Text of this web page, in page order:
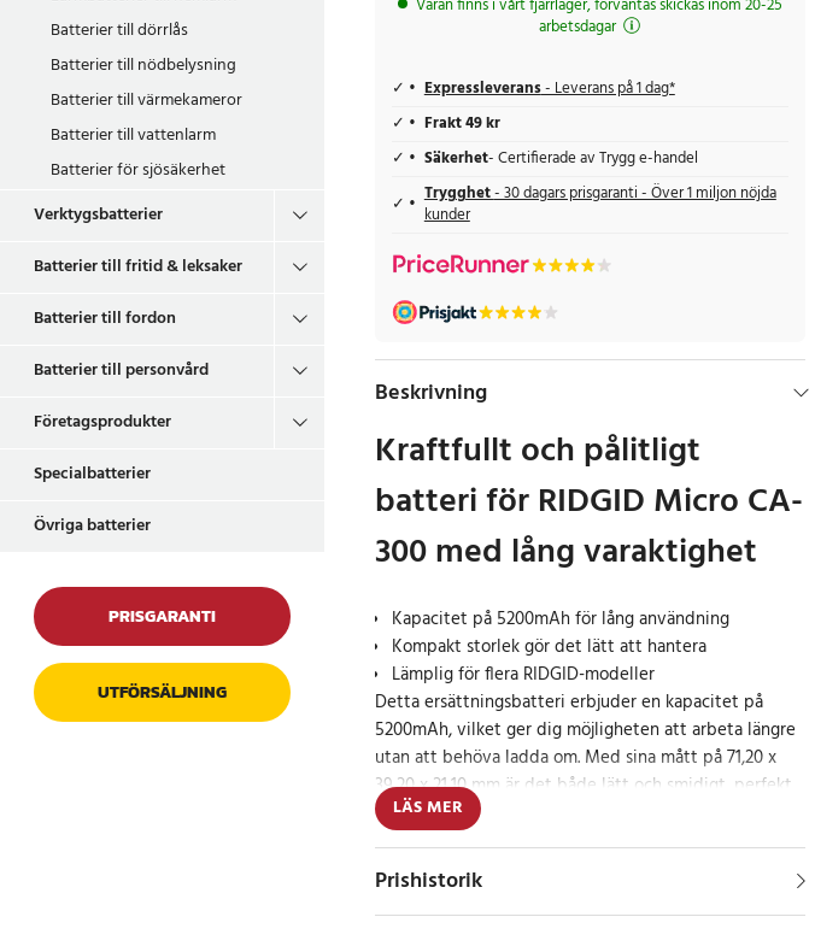
Batterier till dörrlås
Batterier till nödbelysning
Batterier till värmekameror
Batterier till vattenlarm
Batterier för sjösäkerhet
Verktygsbatterier
Batterier till fritid & leksaker
Batterier till fordon
Batterier till personvård
Företagsprodukter
Specialbatterier
Övriga batterier
PRISGARANTI
UTFÖRSÄLJNING
Varan finns i vårt fjärrlager, förväntas skickas inom 20-25
arbetsdagar
Expressleverans- Leverans på 1 dag*
Frakt 49 kr
Säkerhet- Certifierade av Trygg e-handel
Trygghet- 30 dagars prisgaranti - Över 1 miljon nöjda
kunder
Beskrivning
Kraftfullt och pålitligt
batteri för RIDGID Micro CA-
300 med lång varaktighet
Kapacitet på 5200mAh för lång användning
Kompakt storlek gör det lätt att hantera
Lämplig för flera RIDGID-modeller
Detta ersättningsbatteri erbjuder en kapacitet på
5200mAh, vilket ger dig möjligheten att arbeta längre
utan att behöva ladda om. Med sina mått på 71,20 x
39,20 x 21,10 mm är det både lätt och smidigt, perfekt
för din RIDGID Micro CA-300-inspektionskamera.
Specifikation
- Kapacitet: 5200mAh
- Spänning: 3.7V
LÄS MER
Prishistorik